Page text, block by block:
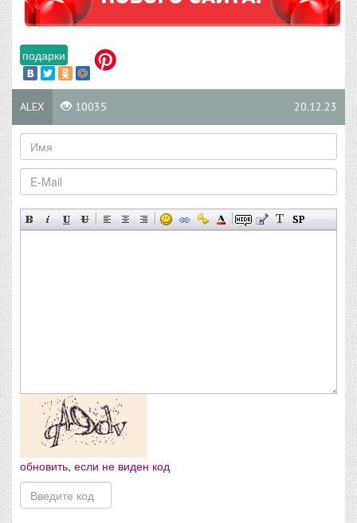
подарки
ALEX 10035 20.12.23
обновить, если не виден код